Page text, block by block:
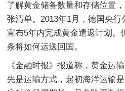
了解黄金储备数量和存储位置
张清单。2013年1月，德国央
宣布5年内完成黄金遣返计划。
条将如何运送回国。
《金融时报》报道称，黄金运
先是运输方式，起初海洋运输